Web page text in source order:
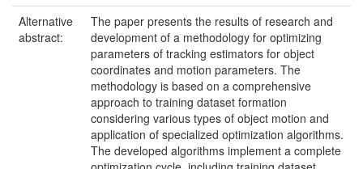
Alternative
abstract:
The paper presents the results of research and
development of a methodology for optimizing
parameters of tracking estimators for object
coordinates and motion parameters. The
methodology is based on a comprehensive
approach to training dataset formation
considering various types of object motion and
application of specialized optimization algorithms.
The developed algorithms implement a complete